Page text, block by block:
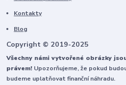
Kontakty
Blog
Copyright © 2019-2025
Všechny námi vytvořené obrázky
právem! Upozorňujeme, že pokud
budeme uplatňovat finanční náhradu.